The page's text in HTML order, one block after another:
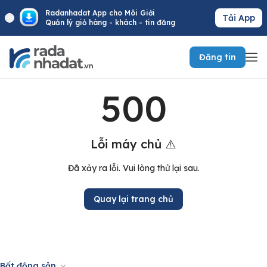
Radanhadat App cho Môi Giới
Quản lý giỏ hàng - khách - tin đăng
Tải App
Đăng tin
500
Lỗi máy chủ ⚠️
Đã xảy ra lỗi. Vui lòng thử lại sau.
Quay lại trang chủ